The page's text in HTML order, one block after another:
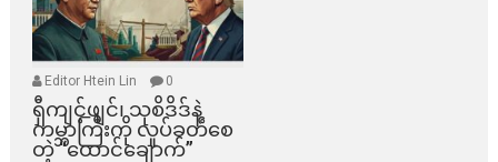
Editor Htein Lin 0
ရှီကျင့်ဖျင်၊ သုစိဒိဒ်နဲ့
ကမ္ဘာကြီးကို လှုပ်ခတ်စေ
တဲ့ “ထောင်ချောက်”